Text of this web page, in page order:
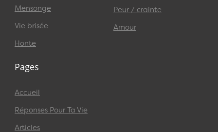
Mensonge
Vie brisée
Honte
Peur / crainte
Amour
Pages
Accueil
Réponses Pour Ta Vie
Articles